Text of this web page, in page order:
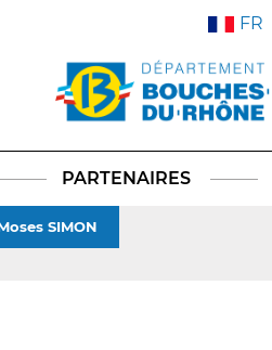
FR
PARTENAIRES
SIMON